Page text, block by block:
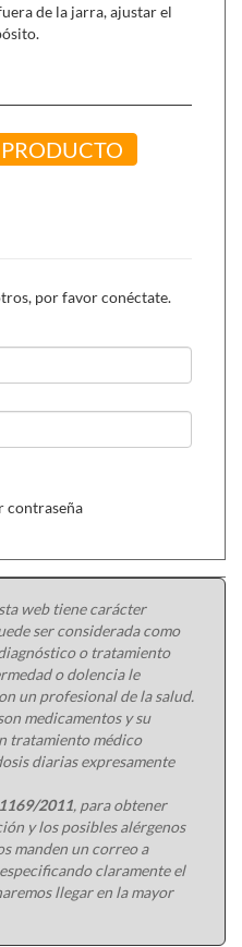
de la jarra, ajustar el
por favor conéctate.
contraseña
web tiene carácter
ser considerada como
o tratamiento
o dolencia le
un profesional de la salud.
medicamentos y su
tratamiento médico
diarias expresamente
2011, para obtener
y los posibles alérgenos
manden un correo a
claramente el
llegar en la mayor